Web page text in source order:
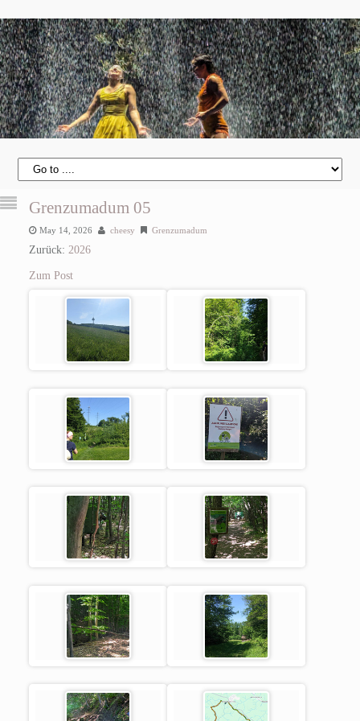
Grenzumadum 05
May 14, 2026 cheesy Grenzumadum
Zurück: 2026
Zum Post